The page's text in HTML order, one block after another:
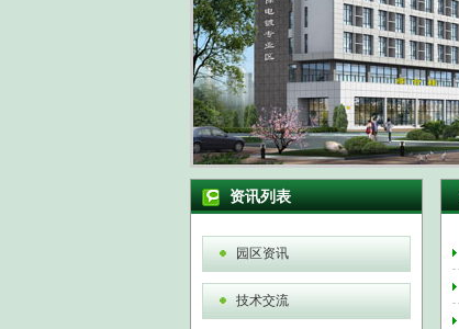
资讯列表
园区资讯
技术交流